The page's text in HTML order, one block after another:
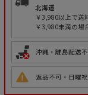
北海道
￥3,980以上で送
￥3,980未満の場
沖縄・離島配送
返品不可・日曜